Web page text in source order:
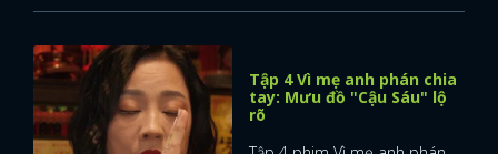
Tập 4 Vì mẹ anh phán chia
tay: Mưu đồ "Cậu Sáu" lộ
rõ